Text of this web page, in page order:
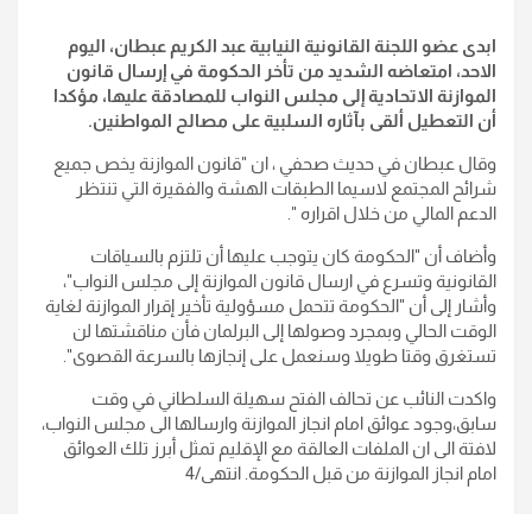
ابدى عضو اللجنة القانونية النيابية عبد الكريم عبطان، اليوم
الاحد، امتعاضه الشديد من تأخر الحكومة في إرسال قانون
الموازنة الاتحادية إلى مجلس النواب للمصادقة عليها، مؤكدا
أن التعطيل ألقى بآثاره السلبية على مصالح المواطنين.
وقال عبطان في حديث صحفي ، ان "قانون الموازنة يخص جميع
شرائح المجتمع لاسيما الطبقات الهشة والفقيرة التي تنتظر
الدعم المالي من خلال اقراره ".
وأضاف أن "الحكومة كان يتوجب عليها أن تلتزم بالسياقات
القانونية وتسرع في ارسال قانون الموازنة إلى مجلس النواب"،
وأشار إلى أن "الحكومة تتحمل مسؤولية تأخير إقرار الموازنة لغاية
الوقت الحالي وبمجرد وصولها إلى البرلمان فأن مناقشتها لن
تستغرق وقتا طويلا وسنعمل على إنجازها بالسرعة القصوى".
واكدت النائب عن تحالف الفتح سهيلة السلطاني في وقت
سابق،وجود عوائق امام انجاز الموازنة وارسالها الى مجلس النواب،
لافتة الى ان الملفات العالقة مع الإقليم تمثل أبرز تلك العوائق
امام انجاز الموازنة من قبل الحكومة. انتهى/4